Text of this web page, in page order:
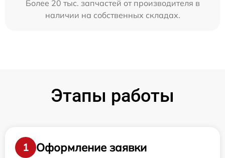
Более 20 тыс. запчастей от производителя в
наличии на собственных складах.
Этапы работы
1
Оформление заявки